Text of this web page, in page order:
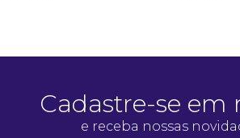
Cadastre-se em
e receba nossas